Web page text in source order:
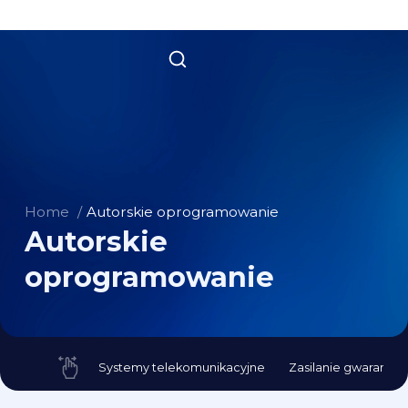
Home Autorskie oprogramowanie
Autorskie
oprogramowanie
Systemy telekomunikacyjne Zasilanie